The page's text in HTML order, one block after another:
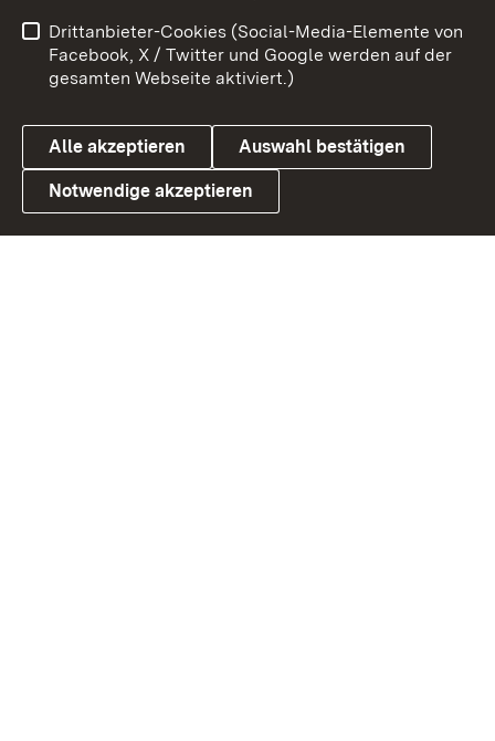
Link zum Landesportal
Barrierefreiheit
Datenschutz
Cookies
Drittanbieter-Cookies (Social-Media-Elemente von
Facebook, X / Twitter und Google werden auf der
gesamten Webseite aktiviert.)
Alle akzeptieren Auswahl bestätigen
Notwendige akzeptieren